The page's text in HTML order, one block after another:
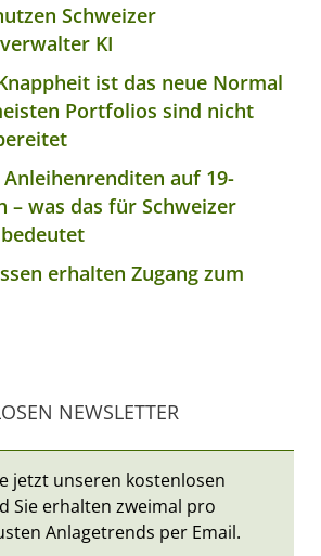
Schweizer
KI
ist das neue Normal
Portfolios sind nicht
Anleihenrenditen auf 19-
– was das für Schweizer
erhalten Zugang zum
NEWSLETTER
jetzt unseren kostenlosen
Sie erhalten zweimal pro
Anlagetrends per Email.